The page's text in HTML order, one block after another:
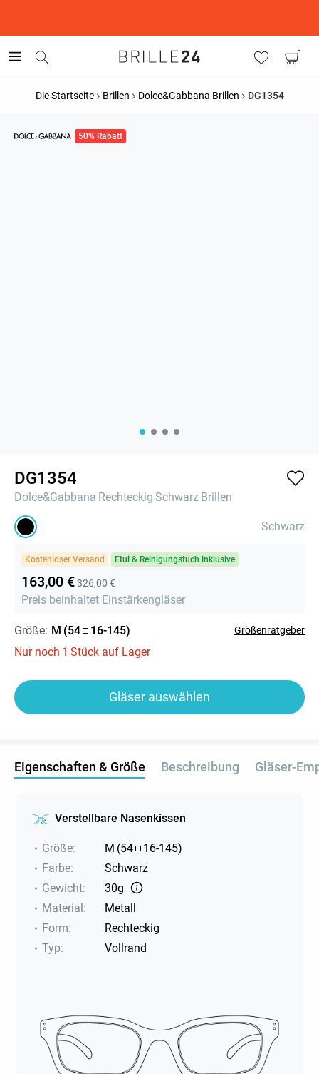
Die Startseite Brillen Dolce&Gabbana Brillen DG1354
50% Rabatt
DG1354
Dolce&Gabbana Rechteckig Schwarz Brillen
Schwarz
Kostenloser Versand Etui & Reinigungstuch inklusive
163,00 €326,00 €
Preis beinhaltet Einstärkengläser
Größe: M (54 16-145) Größenratgeber
Nur noch 1 Stück auf Lager
Gläser auswählen
Eigenschaften & Größe Beschreibung Gläser-
Verstellbare Nasenkissen
Größe: M (54 16-145)
Farbe:
Schwarz
Gewicht:
30g
Material:
Metall
Form:
Rechteckig
Typ: Vollrand